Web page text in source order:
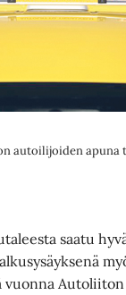
autoilijoiden apuna
saatu
vuonna Autoliiton